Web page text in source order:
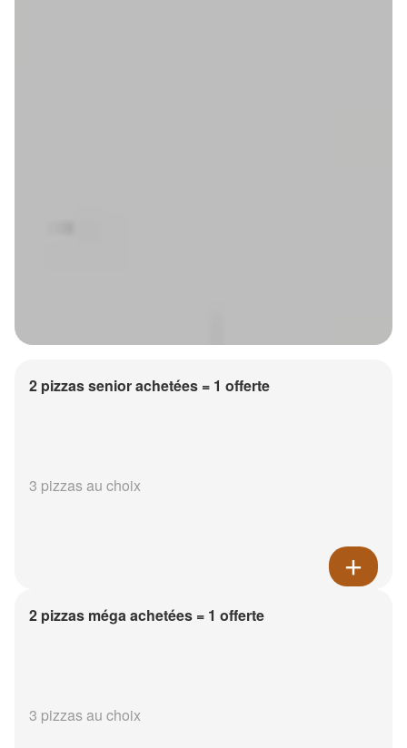
2 pizzas senior achetées = 1 offerte
3 pizzas au choix
2 pizzas méga achetées = 1 offerte
3 pizzas au choix